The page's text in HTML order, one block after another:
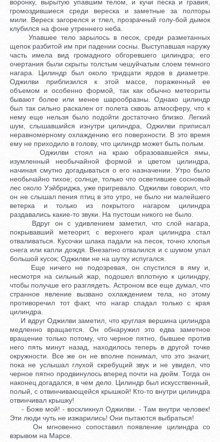
воронку, вырытую упавшим телом, и кучи песка и гравия,
громоздившиеся среди вереска и заметные за полторы
мили. Вереск загорелся и тлел, прозрачный голу-бой дымок
клубился на фоне утреннего неба.
Упавшее тело зарылось в песок, среди разметанных
щепок разбитой им при падении сосны. Выступавшая наружу
часть имела вид громадного обгоревшего цилиндра; его
очертания были скрыты толстым чешуйчатым слоем темного
нагара. Цилиндр был около тридцати ярдов в диаметре.
Оджилви приблизился к этой массе, пораженный ее
объемом и особенно формой, так как обычно метеориты
бывают более или менее шарообразны. Однако цилиндр
был так сильно раскален от полета сквозь атмосферу, что к
нему еще нельзя было подойти достаточно близко. Легкий
шум, слышавшийся изнутри цилиндра, Оджилви приписал
неравномерному охлаждению его поверхности. В это время
ему не приходило в голову, что цилиндр может быть полым.
Оджилви стоял на краю образовавшейся ямы,
изумленный необычайной формой и цветом цилиндра,
начиная смутно догадываться о его назначении. Утро было
необычайно тихое; солнце, только что осветившее сосновый
лес около Уэйбриджа, уже пригревало. Оджилви говорил, что
он не слышал пения птиц в это утро, не было ни малейшего
ветерка и только из покрытого нагаром цилиндра
раздавались какие-то звуки. На пустоши никого не было.
Вдруг он с удивлением заметил, что слой нагара,
покрывавший метеорит, с верхнего края цилиндра стал
отваливаться. Кусочки шлака падали на песок, точно хлопья
снега или капли дождя. Внезапно отвалился и с шумом упал
большой кусок; Оджилви не на шутку испугался.
Еще ничего не подозревая, он спустился в яму и,
несмотря на сильный жар, подошел вплотную к цилиндру,
чтобы получше его разглядеть. Астроном все еще думал, что
странное явление вызвано охлаждением тела, но этому
противоречил тот факт, что нагар спадал только с края
цилиндра.
И вдруг Оджилви заметил, что круглая вершина цилиндра
медленно вращается. Он обнаружил это едва заметное
вращение только потому, что черное пятно, бывшее против
него пять минут назад, находилось теперь в другой точке
окружности. Все же он не вполне понимал, что это значит,
пока не услышал глухой скребущий звук и не увидел, что
черное пятно продвинулось вперед почти на дюйм. Тогда он
наконец догадался, в чем дело. Цилиндр был искусственный,
полый, с отвинчивающейся крышкой! Кто-то внутри цилиндра
отвинчивал крышку!
- Боже мой! - воскликнул Оджилви. - Там внутри человек!
Эти люди чуть не изжарились! Они пытаются выбраться!
Он мгновенно сопоставил появление цилиндра со
взрывом на Марсе.